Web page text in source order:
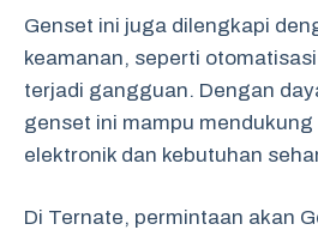
Genset ini juga dilengkapi
keamanan, seperti
terjadi gangguan. Dengan
genset ini mampu
elektronik dan kebutuhan
Di Ternate, permintaan akan